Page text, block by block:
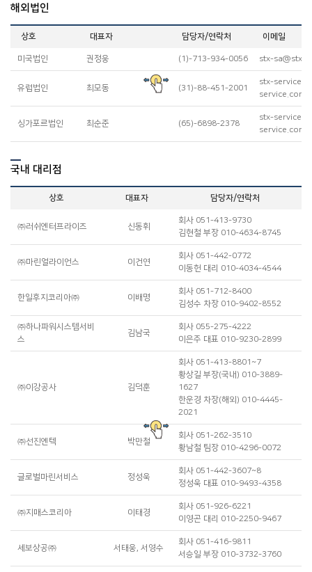
해외법인
상호 대표자 담당자/연락처 이메일
미국법인 권정웅 (1)-713-934-0056 stx-sa@stx-
유럽법인 최모동 (31)-88-451-2001
stx-service-
service.com
싱가포르법인 최순준 (65)-6898-2378
stx-
service.com
국내 대리점
상호 대표자 담당자/연락처
㈜러쉬엔터프라이즈 신동휘
회사 051-413-9730
김현철 부장 010-4634-8745
㈜마린얼라이언스 이건연
회사 051-442-0772
이동헌 대리 010-4034-4544
한일후지코리아㈜ 이배명
회사 051-712-8400
김성수 차장 010-9402-8552
㈜하나파워시스템서비
스
김남국
회사 055-275-4222
이은주 대표 010-9230-2899
㈜이강공사 김덕훈
회사 051-413-8801~7
황상길 부장(국내) 010-3889-
1627
한운경 차장(해외) 010-4445-
2021
㈜선진엔텍 박만철
회사 051-262-3510
황남철 팀장 010-4296-0072
글로벌마린서비스 정성욱
회사 051-442-3607~8
정성욱 대표 010-9493-4358
㈜지매스코리아 이태경
회사 051-926-6221
이영곤 대리 010-2250-9467
세보상공㈜ 서태웅, 서영수
회사 051-416-9811
서승일 부장 010-3732-3760